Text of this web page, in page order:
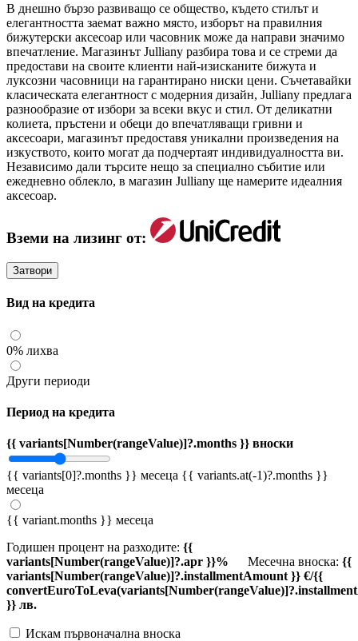
В днешно бързо развиващо се общество, където стилът и
елегантността заемат важно място, изборът на правилния
бижутерски аксесоар или часовник може да направи значимо
впечатление. Магазинът Julliany разбира това и се стреми да
предостави на своите клиенти най-изисканите бижута и
луксозни часовници на гарантирано ниски цени. Съчетавайки
класическата елегантност с модерния дизайн, Julliany предлага
разнообразие от избори за всеки вкус и стил. От деликатни
колиета, пръстени и обеци до впечатляващи гривни и
аксесоари, магазинът предоставя уникални произведения на
изкуството, които могат да подчертаят индивидуалността ви.
Независимо дали търсите нещо за специално събитие или
ежедневно облекло, в магазин Julliany ще намерите идеалния
аксесоар.
Вземи на лизинг от:
Затвори
Вид на кредита
0% лихва
Други периоди
Период на кредита
{{ variants[Number(rangeValue)]?.months }} вноски
{{ variants[0]?.months }} месеца {{ variants.at(-1)?.months }}
месеца
{{ variant.months }} месеца
Годишен процент на разходите: {{
variants[Number(rangeValue)]?.apr }}%
Месечна вноска: {{
variants[Number(rangeValue)]?.installmentAmount }} €/{{
}} лв.
Искам първоначална вноска